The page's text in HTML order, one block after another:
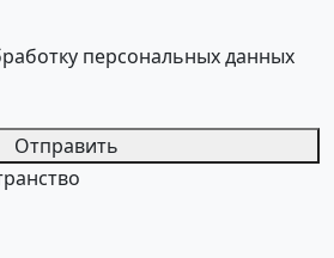
персональных данных
Отправить